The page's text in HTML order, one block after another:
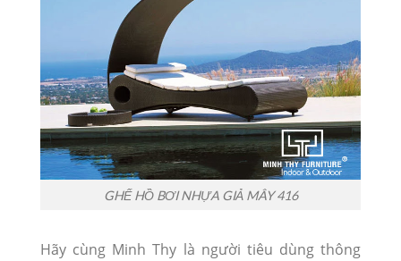
GHẾ HỒ BƠI NHỰA GIẢ MÂY 416
Hãy cùng Minh Thy là người tiêu dùng thông